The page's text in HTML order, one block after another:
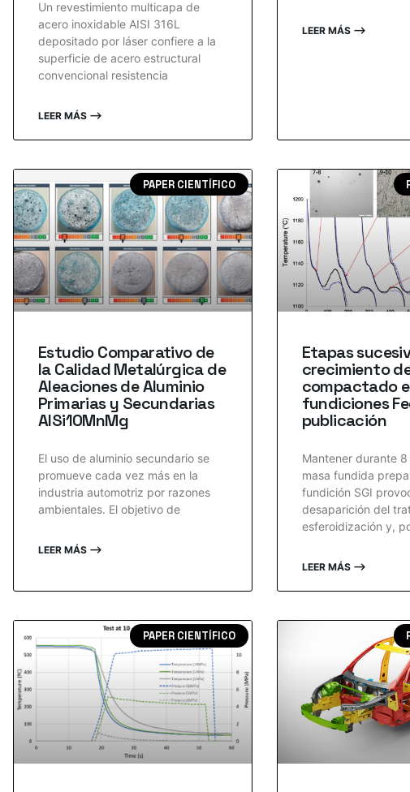
Un revestimiento multicapa de
acero inoxidable AISI 316L
depositado por láser confiere a la
superficie de acero estructural
convencional resistencia
LEER MÁS ⟶
LEER MÁS ⟶
PAPER CIENTÍFICO
Estudio Comparativo de
la Calidad Metalúrgica de
Aleaciones de Aluminio
Primarias y Secundarias
AlSi10MnMg
El uso de aluminio secundario se
promueve cada vez más en la
industria automotriz por razones
ambientales. El objetivo de
LEER MÁS ⟶
Etapas
crecimiento
compactado
fundiciones
publicación
Mantener durante 8
masa fundida
fundición SGI
desaparición del
esferoidización y,
LEER MÁS ⟶
PAPER CIENTÍFICO